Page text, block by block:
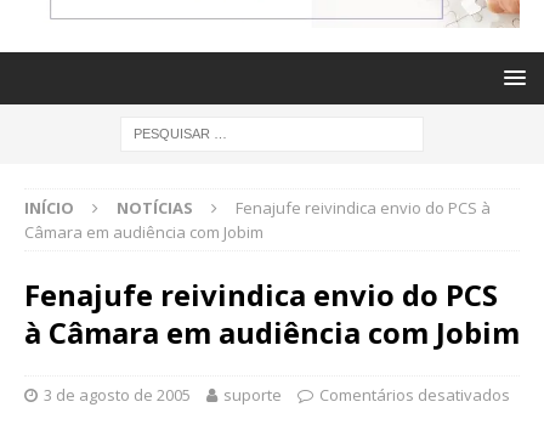
INÍCIO NOTÍCIAS
Fenajufe reivindica envio do PCS à
Câmara em audiência com Jobim
Fenajufe reivindica envio do PCS
à Câmara em audiência com Jobim
3 de agosto de 2005 suporte Comentários desativados